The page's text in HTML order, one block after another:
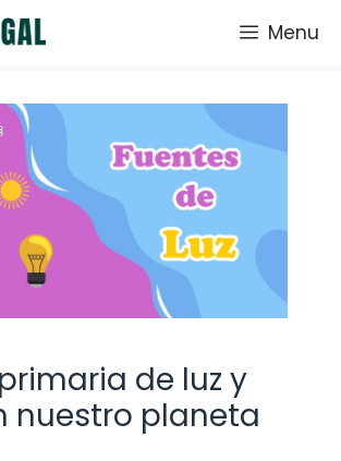
Menu
de luz y
nuestro planeta